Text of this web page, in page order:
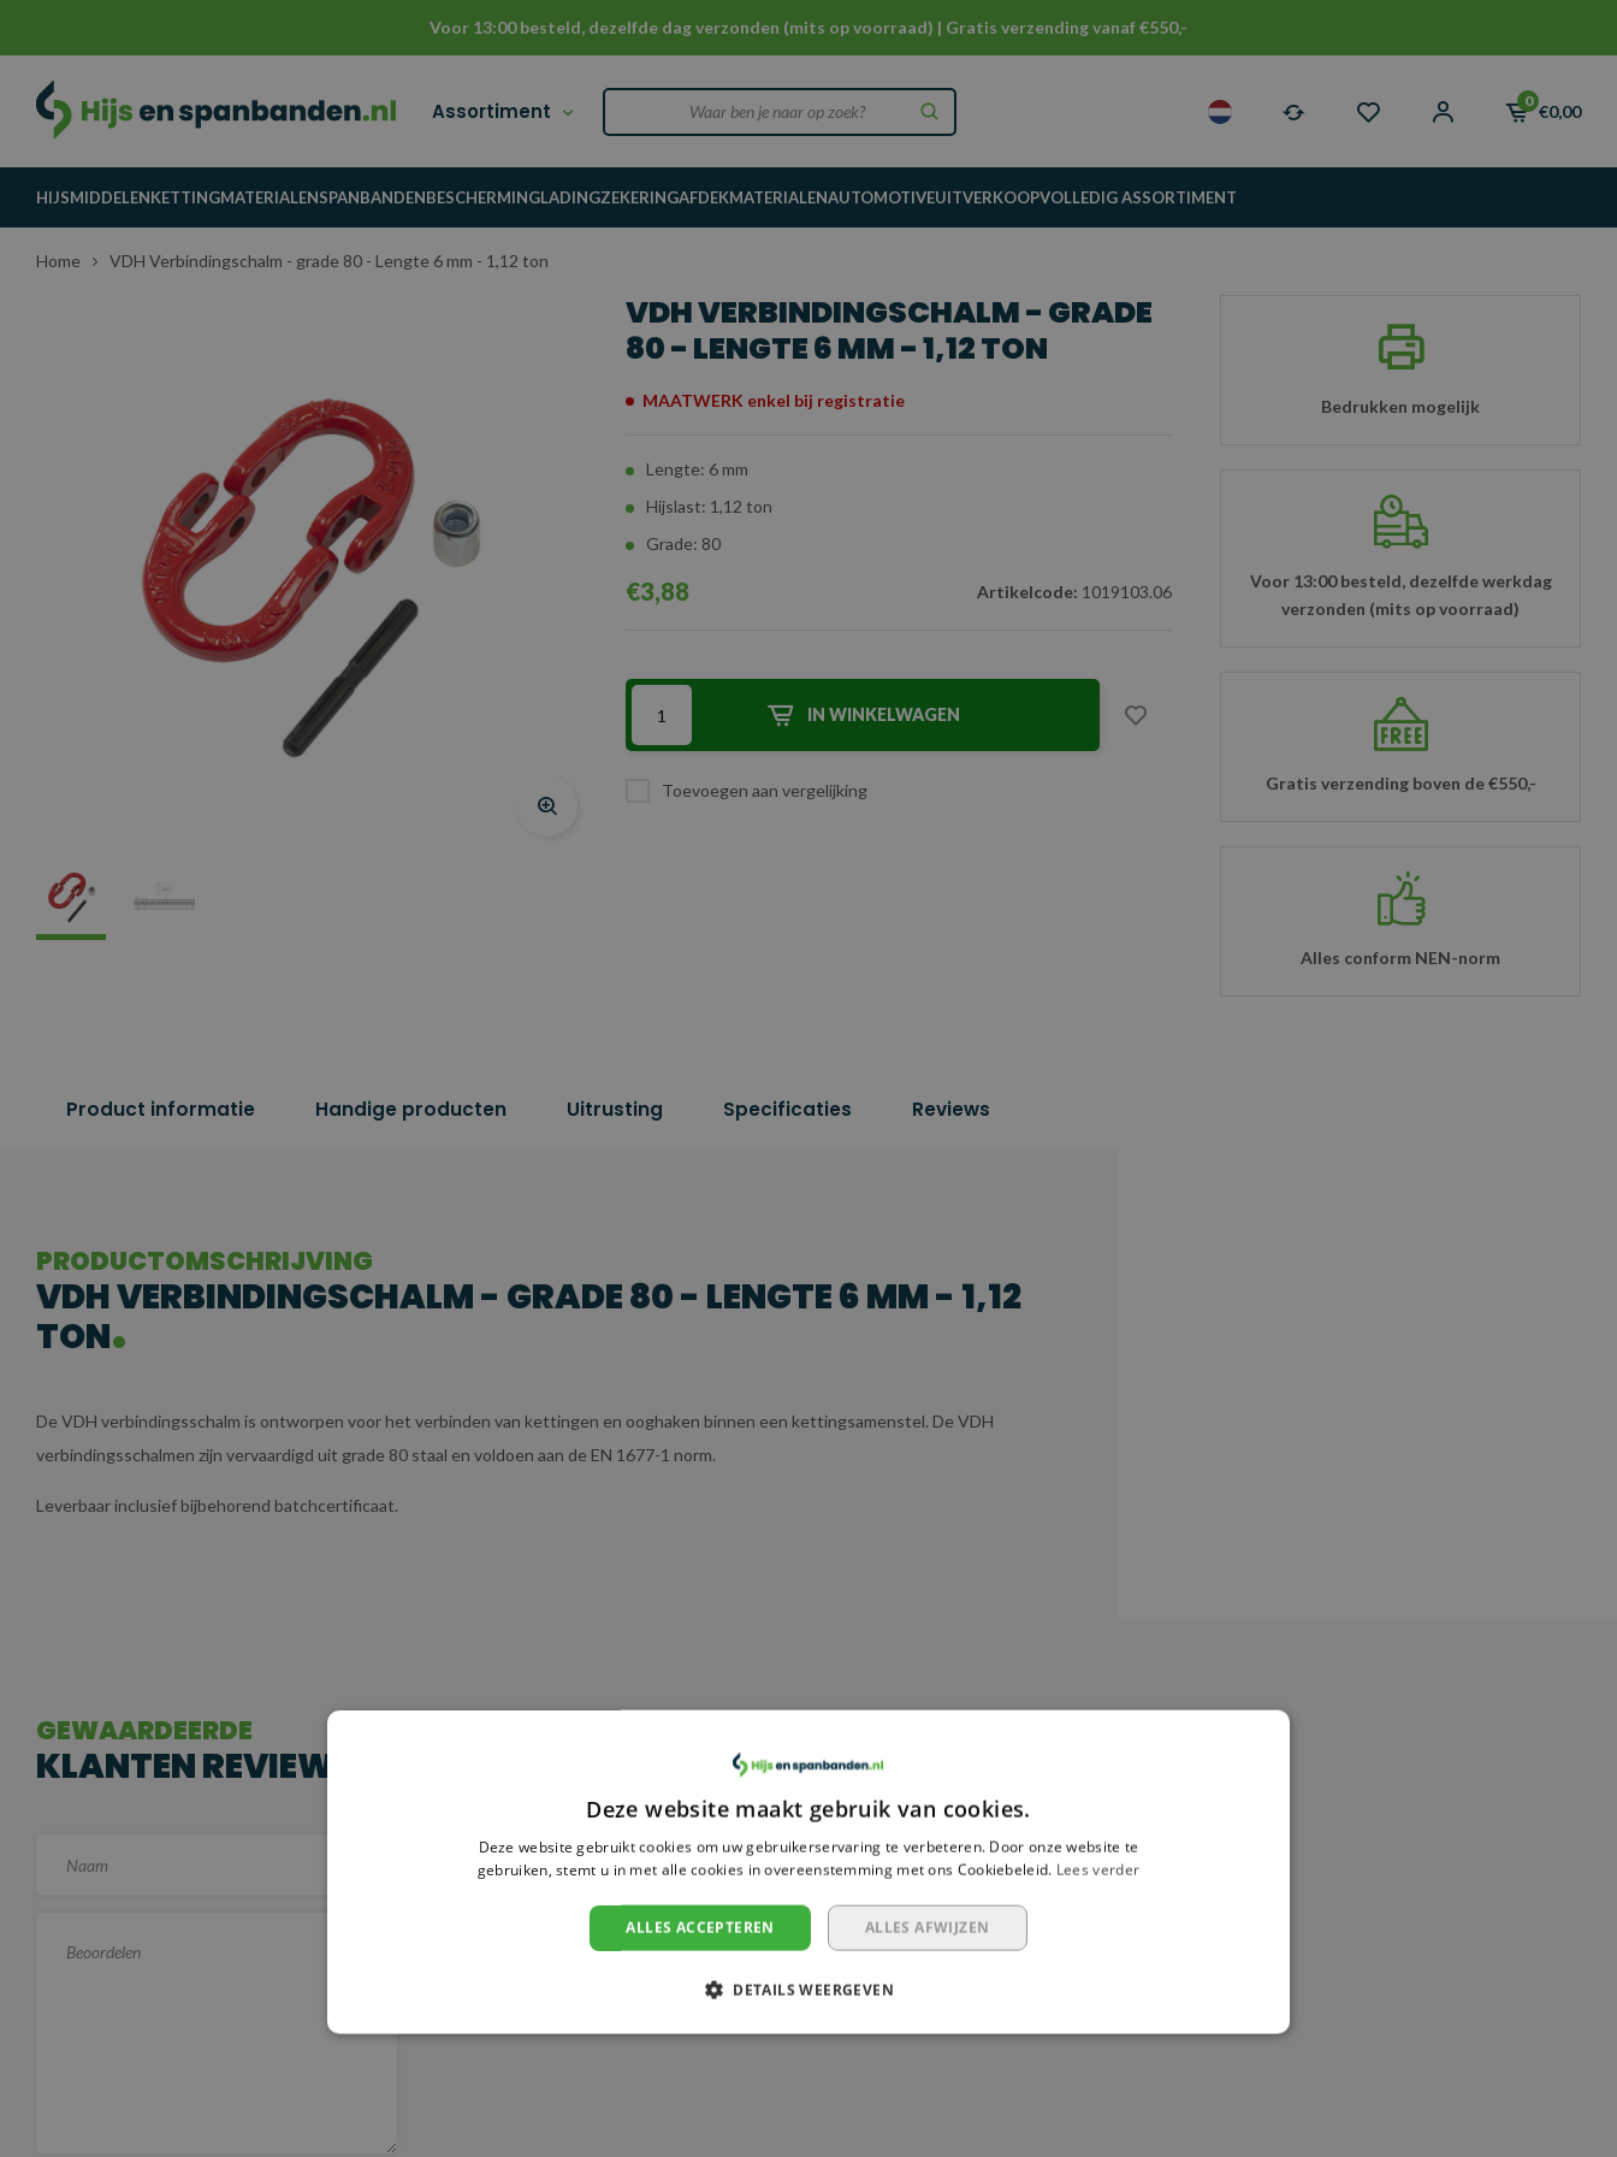
Voor 13:00 besteld, dezelfde dag verzonden (mits op voorraad) | Gratis verzending vanaf €550,-
Assortiment 0
€0,00
HIJSMIDDELENKETTINGMATERIALENSPANBANDENBESCHERMINGLADINGZEKERINGAFDEKMATERIALENAUTOMOTIVEUITVERKOOPVOLLEDIG ASSORTIMENT
Home VDH Verbindingschalm - grade 80 - Lengte 6 mm - 1,12 ton
VDH VERBINDINGSCHALM - GRADE
80 - LENGTE 6 MM - 1,12 TON
MAATWERK enkel bij registratie
Lengte: 6 mm
Hijslast: 1,12 ton
Grade: 80
€3,88 Artikelcode: 1019103.06
IN WINKELWAGEN
Toevoegen aan vergelijking
Bedrukken mogelijk
Voor 13:00 besteld, dezelfde werkdag
verzonden (mits op voorraad)
Gratis verzending boven de €550,-
Alles conform NEN-norm
Product informatie Handige producten Uitrusting Specificaties Reviews
PRODUCTOMSCHRIJVING
VDH VERBINDINGSCHALM - GRADE 80 - LENGTE 6 MM - 1,12
TON
De VDH verbindingsschalm is ontworpen voor het verbinden van kettingen en ooghaken binnen een kettingsamenstel. De VDH
verbindingsschalmen zijn vervaardigd uit grade 80 staal en voldoen aan de EN 1677-1 norm.
Leverbaar inclusief bijbehorend batchcertificaat.
GEWAARDEERDE
KLANTEN REVIEWS
Er zijn nog geen reviews geschreven over dit product.
Deze website maakt gebruik van cookies.
Deze website gebruikt cookies om uw gebruikerservaring te verbeteren. Door onze website te
gebruiken, stemt u in met alle cookies in overeenstemming met ons Cookiebeleid. Lees verder
ALLES ACCEPTEREN ALLES AFWIJZEN
DETAILS WEERGEVEN